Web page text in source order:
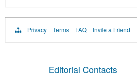
Privacy Terms FAQ Invite a Friend
Editorial Contacts